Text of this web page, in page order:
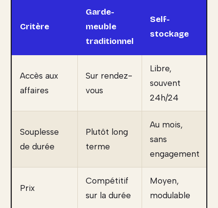
Critère
Garde-
meuble
traditionnel
Self-
stockage
Accès aux
affaires
Sur rendez-
vous
Libre,
souvent
24h/24
Souplesse
de durée
Plutôt long
terme
Au mois,
sans
engagement
Prix
Compétitif
sur la durée
Moyen,
modulable